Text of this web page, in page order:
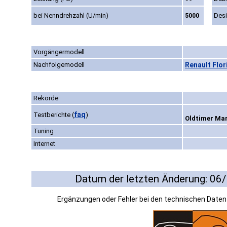
bei Nenndrehzahl (U/min) 5000
Vorgängermodell
Nachfolgemodell
Renault
Rekorde
Testberichte (faq)
Oldtimer
Tuning
Internet
Datum der letzten Änderung:
Ergänzungen oder Fehler bei den technischen